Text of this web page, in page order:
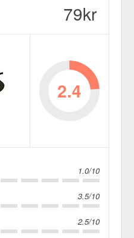
79kr
2.4
1.0/10
3.5/10
2.5/10